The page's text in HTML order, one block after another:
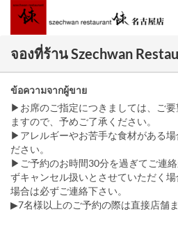
จองที่ร้าน Szechwan
ข้อความจากผู้ขาย
▶お席のご指定につきましては、ご
ますので、予めご了承ください。
▶アレルギーやお苦手な食材がある場
ださい。
▶ご予約のお時間30分を過ぎてご連
ずキャンセル扱いとさせていただく
場合は必ずご連絡下さい。
▶7名様以上のご予約の際は直接店舗